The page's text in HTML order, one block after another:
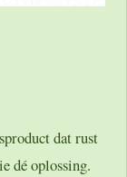
dat rust
dé oplossing.